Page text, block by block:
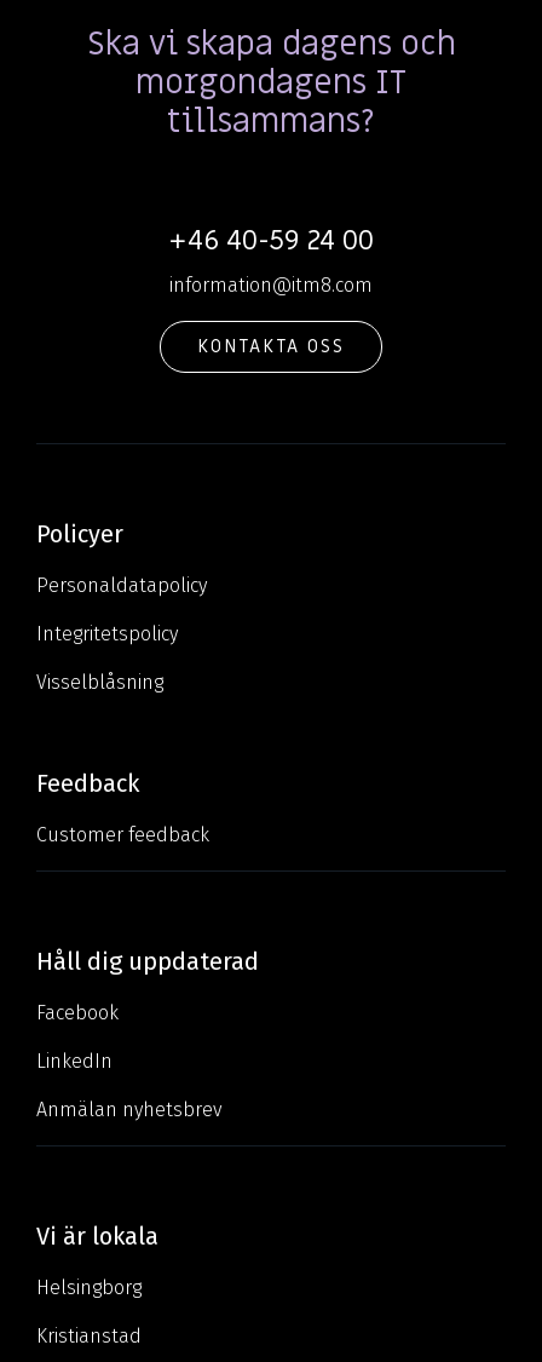
Ska vi skapa dagens och
morgondagens IT
tillsammans?
+46 40-59 24 00
information@itm8.com
KONTAKTA OSS
Policyer
Personaldatapolicy
Integritetspolicy
Visselblåsning
Feedback
Customer feedback
Håll dig uppdaterad
Facebook
LinkedIn
Anmälan nyhetsbrev
Vi är lokala
Helsingborg
Kristianstad